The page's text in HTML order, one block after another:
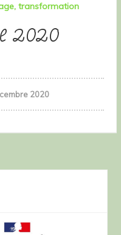
transformation
2020
2020